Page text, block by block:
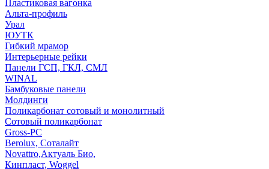
Пластиковая вагонка
Альта-профиль
Урал
ЮУТК
Гибкий мрамор
Интерьерные рейки
Панели ГСП, ГКЛ, СМЛ
WINAL
Бамбуковые панели
Молдинги
Поликарбонат сотовый и монолитный
Сотовый поликарбонат
Gross-PC
Berolux, Соталайт
Novattro,Актуаль Био,
Кинпласт, Woggel